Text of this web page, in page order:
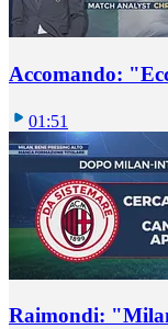
Accomando:
01:51
Raimondi: